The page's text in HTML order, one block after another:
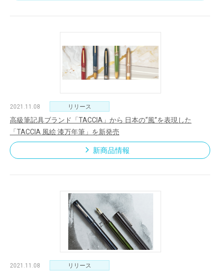
2021.11.08 リリース
高級筆記具ブランド「TACCIA」から 日本の“風”を表現した
「TACCIA 風絵 漆万年筆」を新発売
新商品情報
2021.11.08 リリース